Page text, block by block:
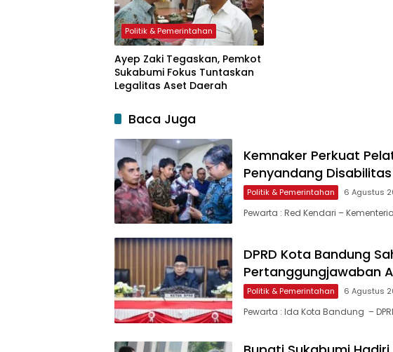
Politik & Pemerintahan
Ayep Zaki Tegaskan, Pemkot
Sukabumi Fokus Tuntaskan
Legalitas Aset Daerah
Baca Juga
Kemnaker Perkuat
Penyandang Disabilitas
Politik & Pemerintahan 6 Agustus
Pewarta : Red Kendari –
DPRD Kota Bandung
Pertanggungjawaban
Politik & Pemerintahan 6 Agustus
Pewarta : Ida Kota Bandung –